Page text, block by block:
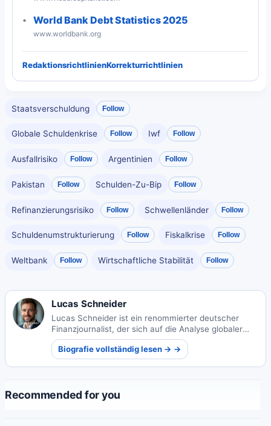
World Bank Debt Statistics 2025
www.worldbank.org
RedaktionsrichtlinienKorrekturrichtlinien
Staatsverschuldung Follow
Globale Schuldenkrise Follow Iwf Follow
Ausfallrisiko Follow Argentinien Follow
Pakistan Follow Schulden-Zu-Bip Follow
Refinanzierungsrisiko Follow Schwellenländer Follow
Schuldenumstrukturierung Follow Fiskalkrise Follow
Weltbank Follow Wirtschaftliche Stabilität Follow
Lucas Schneider
Lucas Schneider ist ein renommierter deutscher
Finanzjournalist, der sich auf die Analyse globaler
Märkte spezialisiert hat. Seine aufschlussreichen
Berichte machen komplexe Wirtschaftstrends für ein
breites Publikum verständlich.
Biografie vollständig lesen → →
Recommended for you